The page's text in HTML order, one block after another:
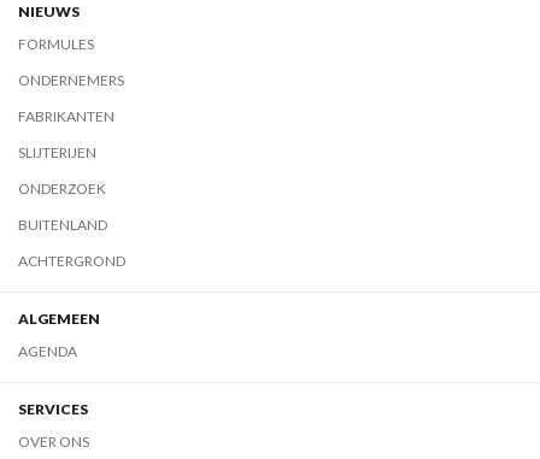
NIEUWS
FORMULES
ONDERNEMERS
FABRIKANTEN
SLIJTERIJEN
ONDERZOEK
BUITENLAND
ACHTERGROND
ALGEMEEN
AGENDA
SERVICES
OVER ONS